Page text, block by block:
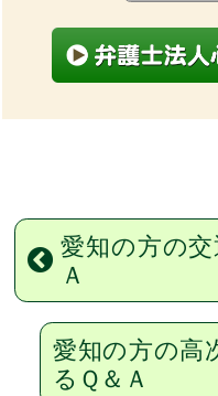
愛知の方の
Ａ
愛知の方の高
るＱ＆Ａ